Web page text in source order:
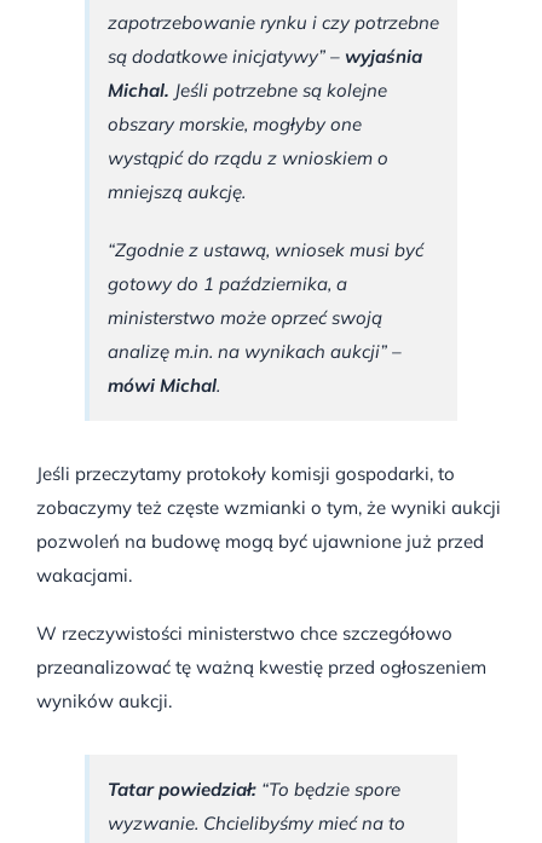
zapotrzebowanie rynku i czy potrzebne
są dodatkowe inicjatywy” – wyjaśnia
Michal. Jeśli potrzebne są kolejne
obszary morskie, mogłyby one
wystąpić do rządu z wnioskiem o
mniejszą aukcję.
“Zgodnie z ustawą, wniosek musi być
gotowy do 1 października, a
ministerstwo może oprzeć swoją
analizę m.in. na wynikach aukcji” –
mówi Michal.
Jeśli przeczytamy protokoły komisji gospodarki, to
zobaczymy też częste wzmianki o tym, że wyniki aukcji
pozwoleń na budowę mogą być ujawnione już przed
wakacjami.
W rzeczywistości ministerstwo chce szczegółowo
przeanalizować tę ważną kwestię przed ogłoszeniem
wyników aukcji.
Tatar powiedział: “To będzie spore
wyzwanie. Chcielibyśmy mieć na to